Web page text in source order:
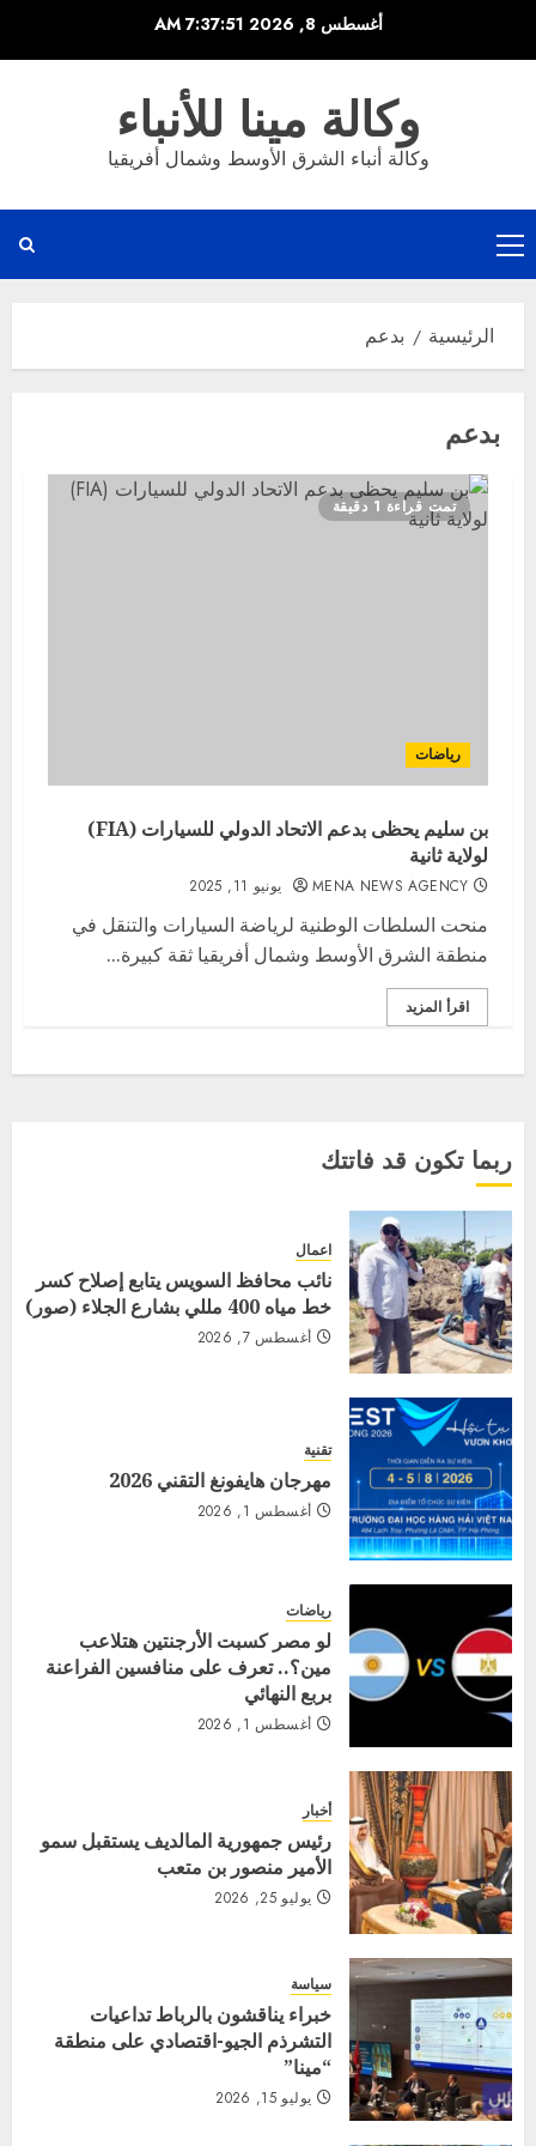
أغسطس 8, 2026 7:37:51 AM
وكالة مينا للأنباء
وكالة أنباء الشرق الأوسط وشمال أفريقيا
القائمة
الرئيسية
الرئيسية بدعم
بدعم
تمت قراءة 1 دقيقة
رياضات
بن سليم يحظى بدعم الاتحاد الدولي للسيارات (FIA)
لولاية ثانية
MENA NEWS AGENCY يونيو 11, 2025
منحت السلطات الوطنية لرياضة السيارات والتنقل في
منطقة الشرق الأوسط وشمال أفريقيا ثقة كبيرة...
اقرأ المزيد
ربما تكون قد فاتتك
اعمال
نائب محافظ السويس يتابع إصلاح كسر
خط مياه 400 مللي بشارع الجلاء (صور)
أغسطس 7, 2026
تقنية
مهرجان هايفونغ التقني 2026
أغسطس 1, 2026
رياضات
لو مصر كسبت الأرجنتين هتلاعب
مين؟.. تعرف على منافسين الفراعنة
بربع النهائي
أغسطس 1, 2026
أخبار
رئيس جمهورية المالديف يستقبل سمو
الأمير منصور بن متعب
يوليو 25, 2026
سياسة
خبراء يناقشون بالرباط تداعيات
التشرذم الجيو-اقتصادي على منطقة
“مينا”
يوليو 15, 2026